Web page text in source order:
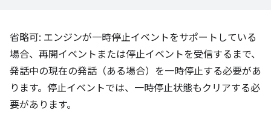
省略可: エンジンが一時停止イベントをサポートしている
場合、再開イベントまたは停止イベントを受信するまで、
発話中の現在の発話（ある場合）を一時停止する必要があ
ります。停止イベントでは、一時停止状態もクリアする必
要があります。